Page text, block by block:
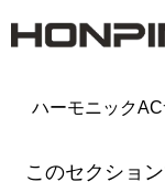
ハーモニック
このセクショ